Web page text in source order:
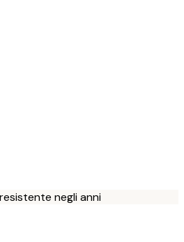
negli anni